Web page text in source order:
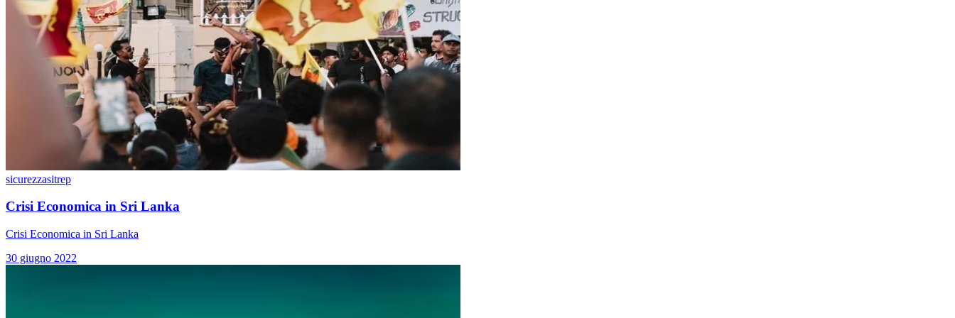
sicurezzasitrep
Crisi Economica in Sri Lanka
Crisi Economica in Sri Lanka
30 giugno 2022